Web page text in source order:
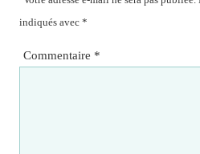
indiqués avec *
Commentaire *